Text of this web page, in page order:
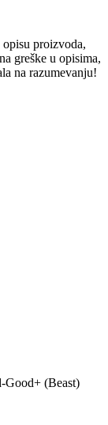
proizvoda,
greške u opisima,
na razumevanju!
Good+ (Beast)